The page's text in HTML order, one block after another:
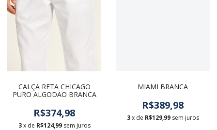
CALÇA RETA CHICAGO
PURO ALGODÃO BRANCA
R$374,98
3 x de R$124,99 sem juros
MIAMI BRANCA
R$389,98
3 x de R$129,99 sem juros